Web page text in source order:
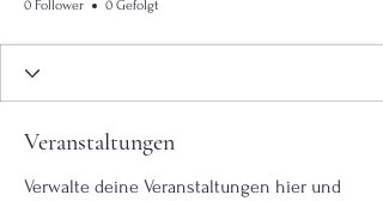
0 Follower 0 Gefolgt
Veranstaltungen
Verwalte deine Veranstaltungen hier und